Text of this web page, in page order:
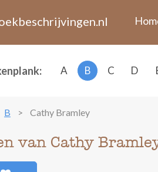
A B C D
B Cathy Bramley
van Cathy